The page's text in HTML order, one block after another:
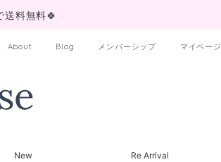
料無料🍀
About Blog メンバーシップ マイページ
New Re Arrival